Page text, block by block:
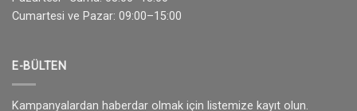
Cumartesi ve Pazar: 09:00–15:00
E-BÜLTEN
Kampanyalardan haberdar olmak için listemize kayıt olun.